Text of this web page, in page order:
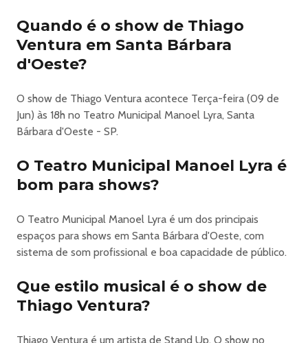
Descrição
“A realização e produção do evento é de inteira
responsabilidade da empresa
apenas intermediadora da venda dos ingressos!”
INGRESSO ONLINE: APRESENTE NA TELA DO CELULAR,
A VALIDAÇÃO SERÁ FEITA VIA "QR CODE", NÃO
RESPONSABILIDADE O USO E PRESERVAÇÃO DO
MESMO.
**PROIBIDA ENTRADA APÓS O INÍCIO DO
**RESPEITE A CLASSIFICAÇÃO DO EVENTO**
**SETORES**
Plateia VIP: Fileira A até H
Plateia: Fileira i até S
**TIPOS DE INGRESSOS**
MEIA: Professores (e funcionários do quadro escolar),
Quando é o show de Thiago
Ventura em Santa Bárbara
d'Oeste?
O show de Thiago Ventura acontece Terça-feira (09 de
Jun) às 18h no Teatro Municipal Manoel Lyra, Santa
Bárbara d'Oeste - SP.
O Teatro Municipal Manoel Lyra é
bom para shows?
O Teatro Municipal Manoel Lyra é um dos principais
espaços para shows em Santa Bárbara d'Oeste, com
sistema de som profissional e boa capacidade de público.
Que estilo musical é o show de
Thiago Ventura?
Thiago Ventura é um artista de Stand Up. O show no